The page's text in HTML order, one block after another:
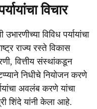
विचार
विविध पर्यायांचा
राज्य रस्ते विकास
वित्तीय संस्थांकडून
निधीचे नियोजन करणे
अवलंब करणे यांचा
शिंदे यांनी केला आहे.